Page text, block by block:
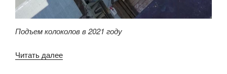
Подъем колоколов в 2021 году
Читать далее